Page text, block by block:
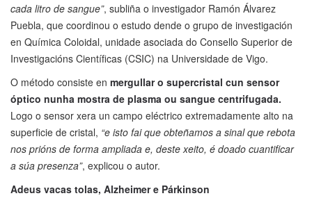
cada litro de sangue”, subliña o investigador Ramón Álvarez
Puebla, que coordinou o estudo dende o grupo de investigación
en Química Coloidal, unidade asociada do Consello Superior de
Investigacións Científicas (CSIC) na Universidade de Vigo.
O método consiste en mergullar o supercristal cun sensor
óptico nunha mostra de plasma ou sangue centrifugada.
Logo o sensor xera un campo eléctrico extremadamente alto na
superficie de cristal, “e isto fai que obteñamos a sinal que rebota
nos prións de forma ampliada e, deste xeito, é doado cuantificar
a súa presenza”, explicou o autor.
Adeus vacas tolas, Alzheimer e Párkinson